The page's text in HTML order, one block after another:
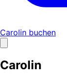
Carolin buchen
Carolin